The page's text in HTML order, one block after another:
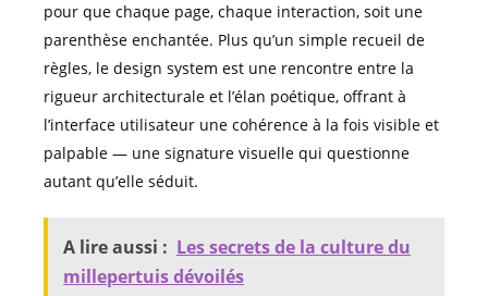
pour que chaque page, chaque interaction, soit une
parenthèse enchantée. Plus qu’un simple recueil de
règles, le design system est une rencontre entre la
rigueur architecturale et l’élan poétique, offrant à
l’interface utilisateur une cohérence à la fois visible et
palpable — une signature visuelle qui questionne
autant qu’elle séduit.
A lire aussi : Les secrets de la culture du
millepertuis dévoilés